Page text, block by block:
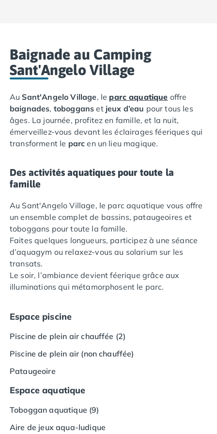
Camping Sigean
Camping Gard
Camping Aigues-Mortes
Camping Grau-du-Roi
Camping Nîmes
Camping Hérault
Camping Agde
Camping Béziers
Camping La Grande Motte
Camping Montpellier
Camping Palavas-les-Flots
Camping Valras-Plage
Camping Vias-Plage
Camping Pyrénées-Orientales
Camping Argelès-sur-Mer
Camping Canet-en-Roussillon
Camping Collioure
Camping Le Barcarès
Camping Perpignan
Camping Limousin
Camping Corrèze
Camping Lorraine
Camping Midi-Pyrénées
Camping Aveyron
Camping Nant
Camping Saint-Amans-des-Cots
Camping Gers
Camping Lot
Baignade au Camping
Sant'Angelo Village
AuSant'Angelo Village, le parc aquatique offre
baignades, toboggans et jeux d’eau pour tous les
âges. La journée, profitez en famille, et la nuit,
émerveillez-vous devant les éclairages féeriques qui
transforment le parc en un lieu magique.
Des activités aquatiques pour toute la
famille
Au Sant'Angelo Village, le parc aquatique vous offre
un ensemble complet de bassins, pataugeoires et
toboggans pour toute la famille.
Faites quelques longueurs, participez à une séance
d’aquagym ou relaxez-vous au solarium sur les
transats.
Le soir, l’ambiance devient féerique grâce aux
illuminations qui métamorphosent le parc.
Espace piscine
Piscine de plein air chauffée (2)
Piscine de plein air (non chauffée)
Pataugeoire
Espace aquatique
Toboggan aquatique (9)
Aire de jeux aqua-ludique